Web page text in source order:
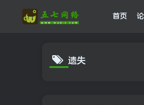
首页
遗失